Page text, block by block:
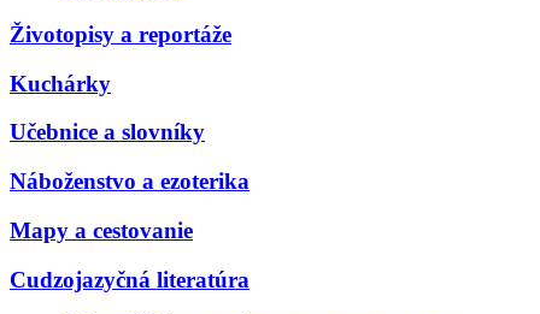
Životopisy a reportáže
Kuchárky
Učebnice a slovníky
Náboženstvo a ezoterika
Mapy a cestovanie
Cudzojazyčná literatúra